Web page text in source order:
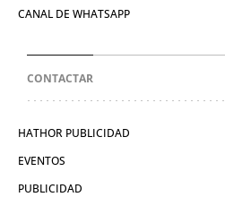
CANAL DE WHATSAPP
CONTACTAR
HATHOR PUBLICIDAD
EVENTOS
PUBLICIDAD